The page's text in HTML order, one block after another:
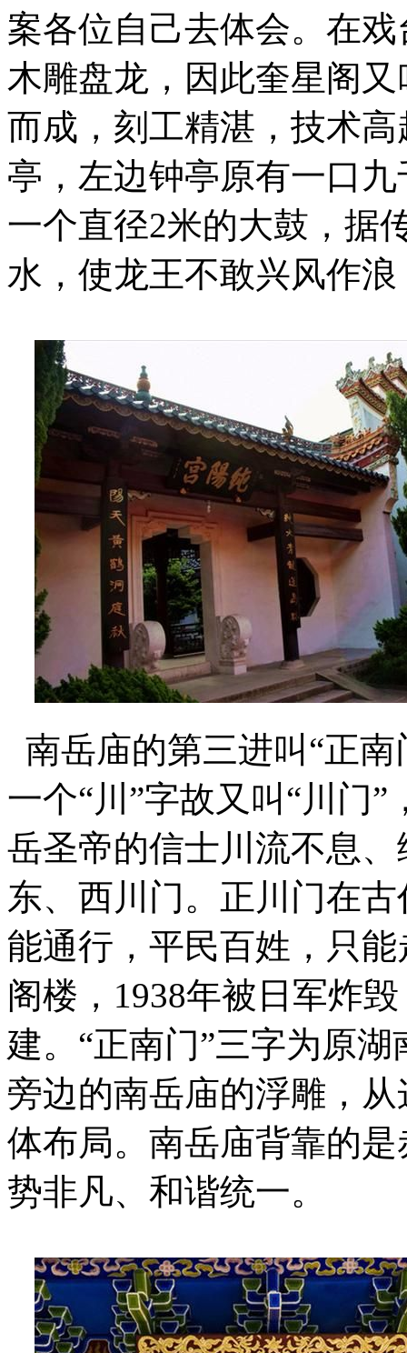
案各位自己去体会。在
木雕盘龙，因此奎星阁
而成，刻工精湛，技术
亭，左边钟亭原有一口
一个直径2米的大鼓，据
水，使龙王不敢兴风作
南岳庙的第三进叫“正
一个“川”字故又叫“川门
岳圣帝的信士川流不息
东、西川门。正川门在
能通行，平民百姓，只
阁楼，1938年被日军炸
建。“正南门”三字为原
旁边的南岳庙的浮雕，
体布局。南岳庙背靠的
势非凡、和谐统一。